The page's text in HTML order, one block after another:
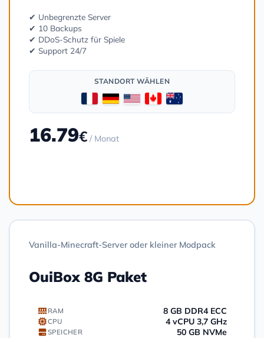
Vanilla-Minecraft-Server oder kleiner Modpack
OuiBox 8G Paket
RAM 8 GB DDR4 ECC
CPU 4 vCPU 3,7 GHz
SPEICHER 50 GB NVMe
✔ Unbegrenzte Server
✔ 10 Backups
✔ DDoS-Schutz für Spiele
✔ Support 24/7
STANDORT WÄHLEN
16.79€ / Monat